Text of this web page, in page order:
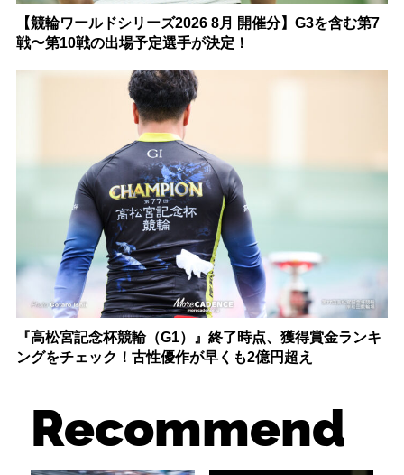
【競輪ワールドシリーズ2026 8月 開催分】G3を含む第7
戦〜第10戦の出場予定選手が決定！
『高松宮記念杯競輪（G1）』終了時点、獲得賞金ランキ
ングをチェック！古性優作が早くも2億円超え
Recommend